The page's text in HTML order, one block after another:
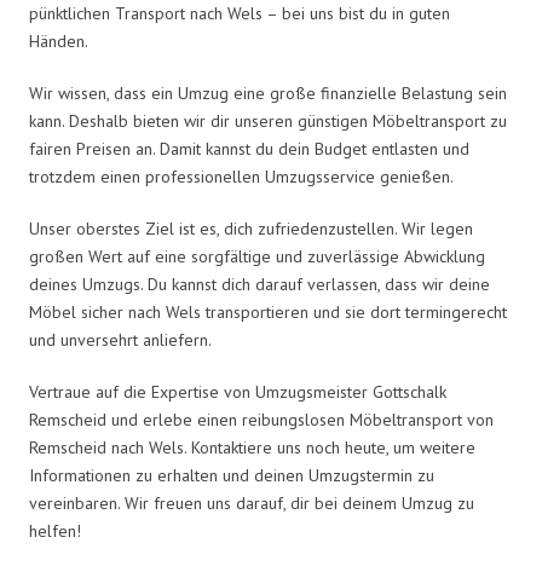
pünktlichen Transport nach Wels – bei uns bist du in guten
Händen.
Wir wissen, dass ein Umzug eine große finanzielle Belastung sein
kann. Deshalb bieten wir dir unseren günstigen Möbeltransport zu
fairen Preisen an. Damit kannst du dein Budget entlasten und
trotzdem einen professionellen Umzugsservice genießen.
Unser oberstes Ziel ist es, dich zufriedenzustellen. Wir legen
großen Wert auf eine sorgfältige und zuverlässige Abwicklung
deines Umzugs. Du kannst dich darauf verlassen, dass wir deine
Möbel sicher nach Wels transportieren und sie dort termingerecht
und unversehrt anliefern.
Vertraue auf die Expertise von Umzugsmeister Gottschalk
Remscheid und erlebe einen reibungslosen Möbeltransport von
Remscheid nach Wels. Kontaktiere uns noch heute, um weitere
Informationen zu erhalten und deinen Umzugstermin zu
vereinbaren. Wir freuen uns darauf, dir bei deinem Umzug zu
helfen!